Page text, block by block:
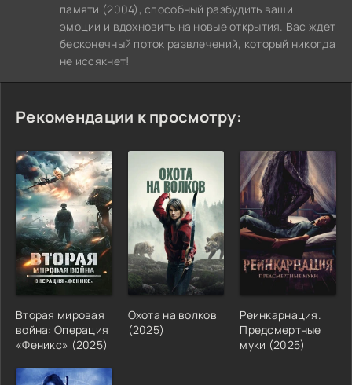
памяти (2004), способный разбудить ваши
эмоции и вдохновить на новые открытия. Вас ждет
бесконечный поток развлечений, который никогда
не иссякнет!
Рекомендации к просмотру:
Вторая мировая
война: Операция
«Феникс» (2025)
Охота на волков
(2025)
Реинкарнация.
Предсмертные
муки (2025)